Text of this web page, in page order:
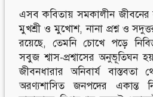
এসব কবিতায় সমকালীন
মুখশ্রী ও মুখোশ, নানা প্রশ্ন ও
রয়েছে, তেমনি চোখে পড়ে
সবুজ শ্বাস-প্রশ্বাসের অনুভূতিঘন
জীবনধারার অনিবার্য বাস্তবতা
অরণ্যশাসিত জনপদের একান্ত